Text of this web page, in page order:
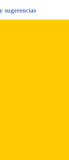
sugerencias